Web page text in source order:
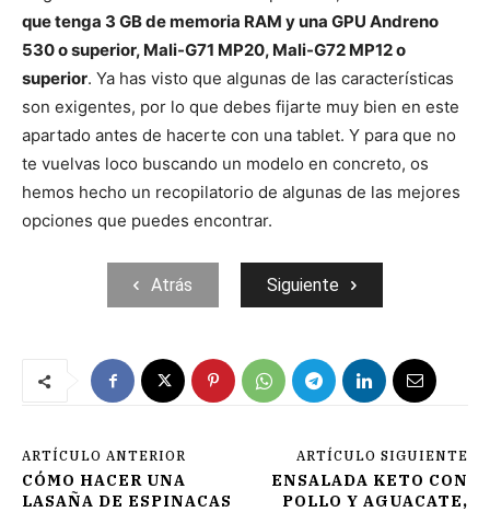
que tenga 3 GB de memoria RAM y una GPU Andreno
530 o superior, Mali-G71 MP20, Mali-G72 MP12 o
superior. Ya has visto que algunas de las características
son exigentes, por lo que debes fijarte muy bien en este
apartado antes de hacerte con una tablet. Y para que no
te vuelvas loco buscando un modelo en concreto, os
hemos hecho un recopilatorio de algunas de las mejores
opciones que puedes encontrar.
Atrás Siguiente
ARTÍCULO ANTERIOR
CÓMO HACER UNA
LASAÑA DE ESPINACAS
ARTÍCULO SIGUIENTE
ENSALADA KETO CON
POLLO Y AGUACATE,